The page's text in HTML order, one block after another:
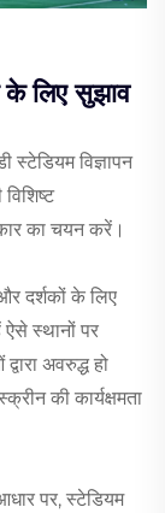
के लिए सुझाव
स्टेडियम विज्ञापन
का चयन करें।
दर्शकों के लिए
ऐसे स्थानों पर
अवरुद्ध हो
की कार्यक्षमता
पर, स्टेडियम